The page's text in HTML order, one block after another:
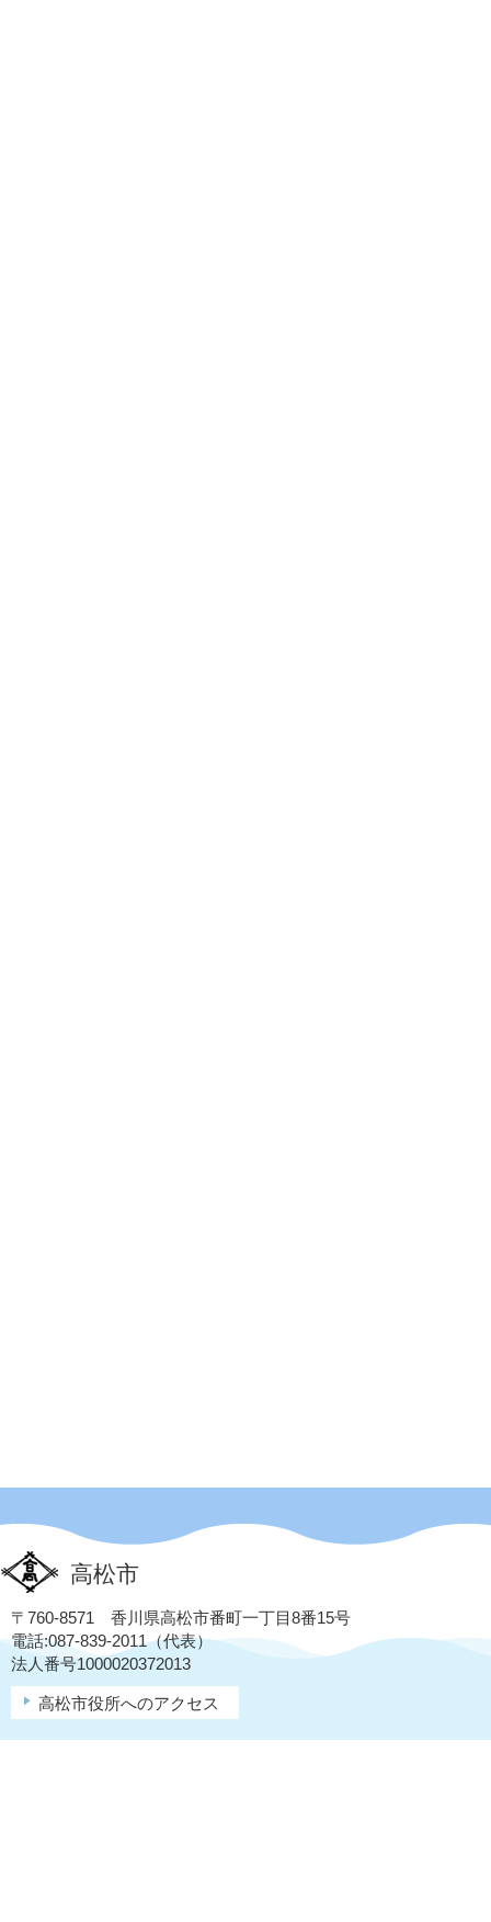
高松市
〒760-8571 香川県高松市番町一丁目8番15号
電話:087-839-2011（代表）
法人番号1000020372013
高松市役所へのアクセス